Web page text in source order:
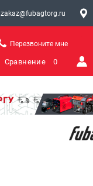
zakaz@fubagtorg.ru
Перезвоните мне
Сравнение 0